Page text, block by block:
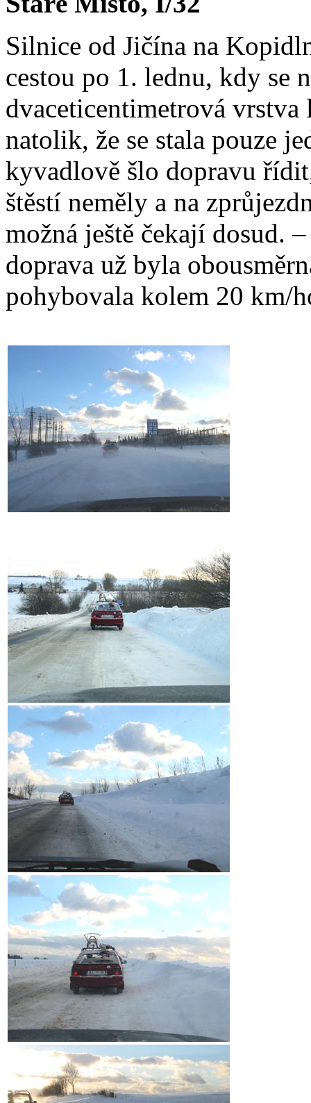
Silnice od Jičína na
cestou po 1. lednu, kdy se
dvaceticentimetrová
natolik, že se stala pouze
kyvadlově šlo dopravu
štěstí neměly a na
možná ještě čekají dosud.
doprava už byla
pohybovala kolem 20 km/